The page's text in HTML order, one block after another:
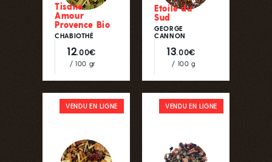
Tisane
Amour
Provence Bio
CHABIOTHÉ
12.00€
/ 100 gr
Etoile du
Sud
GEORGE
CANNON
13.00€
/ 100 g
VENDU EN LIGNE VENDU EN LIGNE